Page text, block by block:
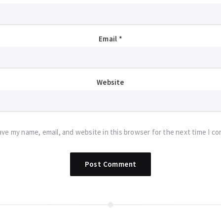
Email *
Website
my name, email, and website in this browser for the next time I